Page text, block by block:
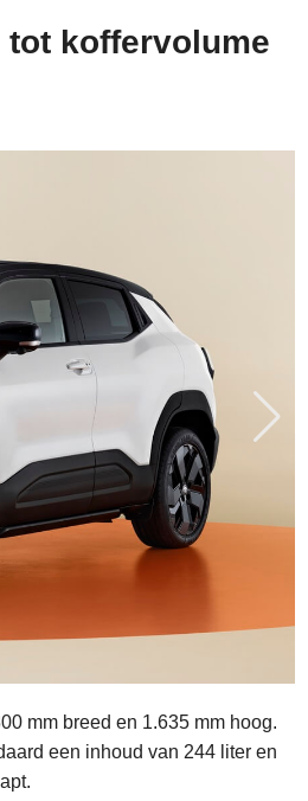
koffervolume
mm breed en 1.635 mm hoog.
een inhoud van 244 liter en